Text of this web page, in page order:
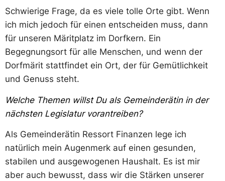
Schwierige Frage, da es viele tolle Orte gibt. Wenn
ich mich jedoch für einen entscheiden muss, dann
für unseren Märitplatz im Dorfkern. Ein
Begegnungsort für alle Menschen, und wenn der
Dorfmärit stattfindet ein Ort, der für Gemütlichkeit
und Genuss steht.
Welche Themen willst Du als Gemeinderätin in der
nächsten Legislatur vorantreiben?
Als Gemeinderätin Ressort Finanzen lege ich
natürlich mein Augenmerk auf einen gesunden,
stabilen und ausgewogenen Haushalt. Es ist mir
aber auch bewusst, dass wir die Stärken unserer